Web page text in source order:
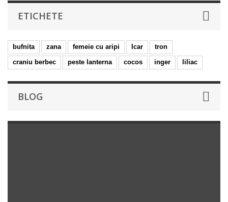
ETICHETE
bufnita zana femeie cu aripi Icar
tron
craniu berbec
peste lanterna cocos inger liliac
BLOG